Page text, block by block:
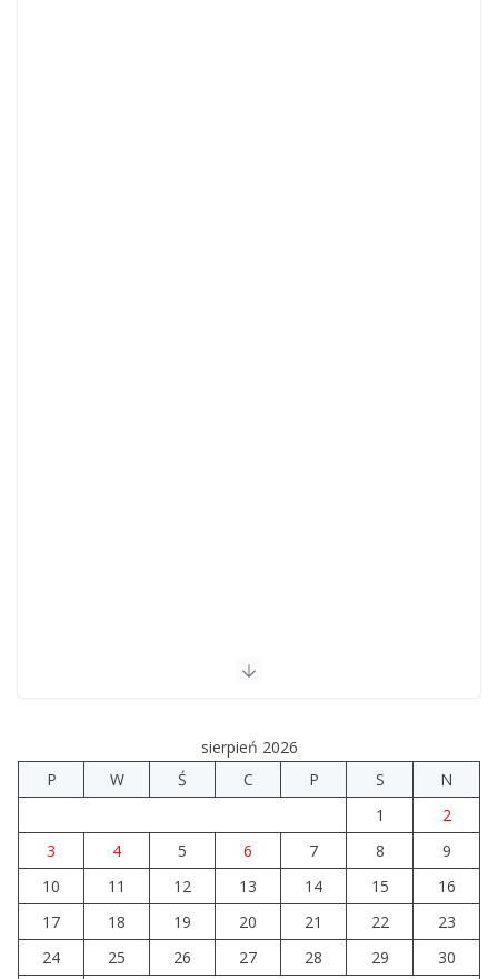
sierpień 2026
P
W Ś C P S
N
1
2
3
4 5 6 7 8
9
10
11 12 13 14 15
16
17
18 19 20 21 22
23
24
25 26 27 28 29
30